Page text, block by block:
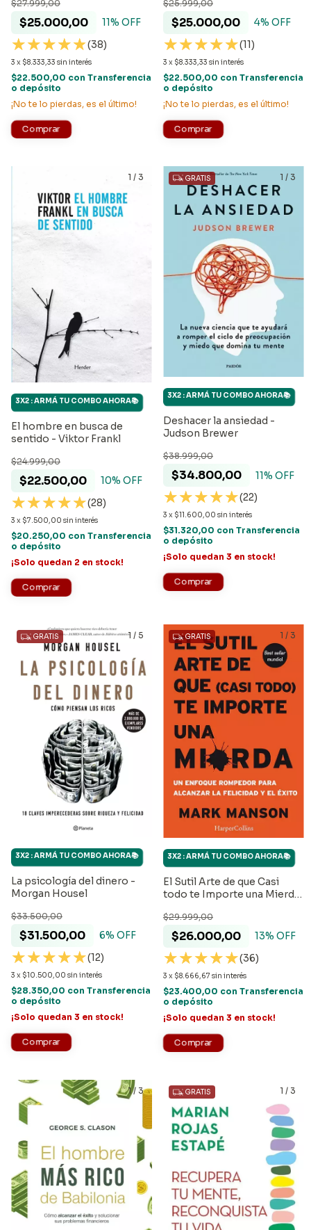
$25.000,00
$27.999,00
11% OFF
(38)
3 x $8.333,33 sin interés
$22.500,00 con Transferencia
o depósito
¡No te lo pierdas, es el último!
$25.000,00
$25.999,00
4% OFF
(11)
3 x $8.333,33 sin interés
$22.500,00 con Transferencia
o depósito
¡No te lo pierdas, es el último!
1 / 3
El hombre en busca de
sentido - Viktor Frankl
$22.500,00
$24.999,00
10% OFF
(28)
3 x $7.500,00 sin interés
3X2 : ARMÁ TU COMBO AHORA📚
$20.250,00 con Transferencia
o depósito
¡Solo quedan 2 en stock!
1 / 3
GRATIS
Deshacer la ansiedad -
Judson Brewer
$34.800,00
$38.999,00
11% OFF
(22)
3 x $11.600,00 sin interés
3X2 : ARMÁ TU COMBO AHORA📚
$31.320,00 con Transferencia
o depósito
¡Solo quedan 3 en stock!
1 / 5
GRATIS
La psicología del dinero -
Morgan Housel
$31.500,00
$33.500,00
6% OFF
(12)
3 x $10.500,00 sin interés
3X2 : ARMÁ TU COMBO AHORA📚
$28.350,00 con Transferencia
o depósito
¡Solo quedan 3 en stock!
1 / 3
GRATIS
El Sutil Arte de que Casi
todo te Importe una Mierda
$26.000,00
$29.999,00
13% OFF
(36)
3 x $8.666,67 sin interés
3X2 : ARMÁ TU COMBO AHORA📚
$23.400,00 con Transferencia
o depósito
¡Solo quedan 3 en stock!
1/ 3 1 / 3
GRATIS